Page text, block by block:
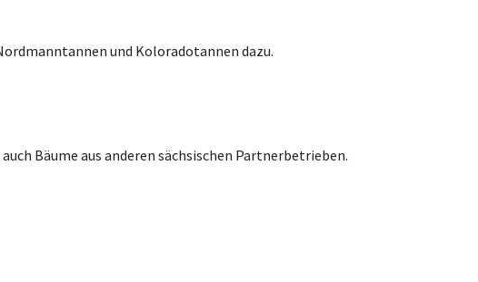
und Koloradotannen dazu.
Bäume aus anderen sächsischen Partnerbetrieben.